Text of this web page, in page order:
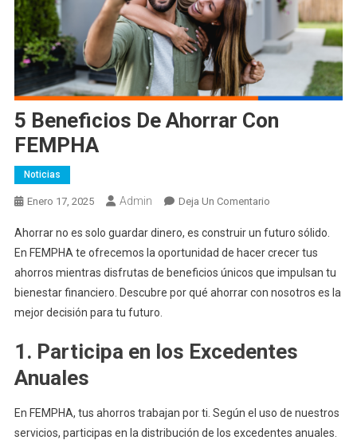
5 Beneficios De Ahorrar Con
FEMPHA
Noticias
Enero 17, 2025 Admin Deja Un ComentarioEn
Beneficios
De
Ahorrar
Con
Ahorrar no es solo guardar dinero, es construir un futuro sólido.
En FEMPHA te ofrecemos la oportunidad de hacer crecer tus
ahorros mientras disfrutas de beneficios únicos que impulsan tu
bienestar financiero. Descubre por qué ahorrar con nosotros es la
mejor decisión para tu futuro.
1. Participa en los Excedentes
Anuales
En FEMPHA, tus ahorros trabajan por ti. Según el uso de nuestros
servicios, participas en la distribución de los excedentes anuales.